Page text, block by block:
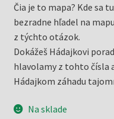
Čia je to mapa? Kde sa
bezradne hľadel na
z týchto otázok.
Dokážeš Hádajkovi
hlavolamy z tohto čísla
Hádajkom záhadu
Na sklade